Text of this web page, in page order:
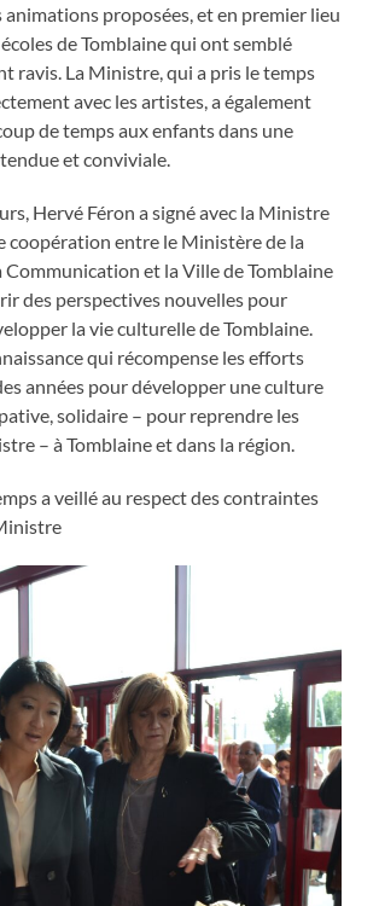
animations proposées, et en premier lieu
de Tomblaine qui ont semblé
ravis. La Ministre, qui a pris le temps
avec les artistes, a également
de temps aux enfants dans une
et conviviale.
Hervé Féron a signé avec la Ministre
coopération entre le Ministère de la
Communication et la Ville de Tomblaine
des perspectives nouvelles pour
la vie culturelle de Tomblaine.
qui récompense les efforts
années pour développer une culture
solidaire – pour reprendre les
– à Tomblaine et dans la région.
a veillé au respect des contraintes